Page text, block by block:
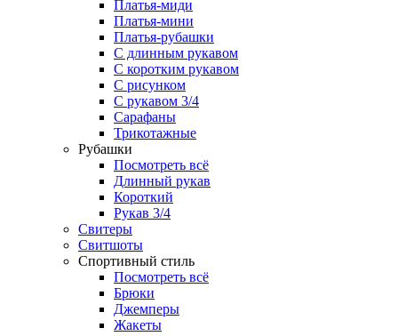
Платья-миди
Платья-мини
Платья-рубашки
С длинным рукавом
С коротким рукавом
С рисунком
С рукавом 3/4
Сарафаны
Трикотажные
Рубашки
Посмотреть всё
Длинный рукав
Короткий
Рукав 3/4
Свитеры
Свитшоты
Спортивный стиль
Посмотреть всё
Брюки
Джемперы
Жакеты